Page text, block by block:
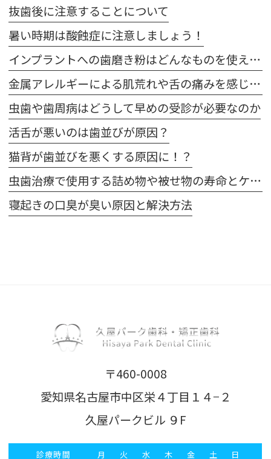
抜歯後に注意することについて
暑い時期は酸蝕症に注意しましょう！
インプラントへの歯磨き粉はどんなものを使えばいいの？
金属アレルギーによる肌荒れや舌の痛みを感じた場合は注意が必要です
虫歯や歯周病はどうして早めの受診が必要なのか
活舌が悪いのは歯並びが原因？
猫背が歯並びを悪くする原因に！？
虫歯治療で使用する詰め物や被せ物の寿命とケア方法
寝起きの口臭が臭い原因と解決方法
〒460-0008
愛知県名古屋市中区栄４丁目１４−２
久屋パークビル ９F
診療時間 月 火 水 木 金 土
日